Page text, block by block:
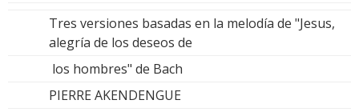
Tres versiones basadas en la melodía de "Jesus,
alegría de los deseos de
los hombres" de Bach
PIERRE AKENDENGUE